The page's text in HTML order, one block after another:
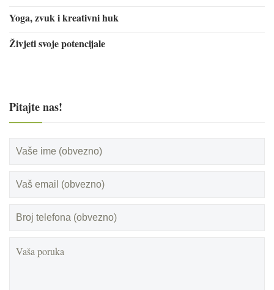
Yoga, zvuk i kreativni huk
Živjeti svoje potencijale
Pitajte nas!